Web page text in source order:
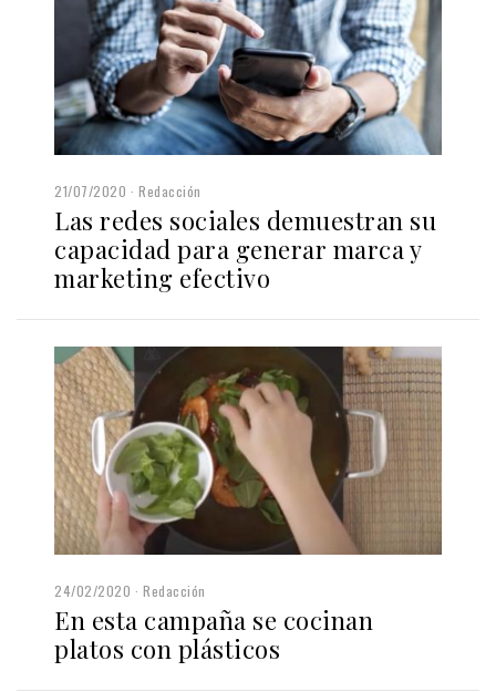
21/07/2020 Redacción
Las redes sociales demuestran su
capacidad para generar marca y
marketing efectivo
24/02/2020 Redacción
En esta campaña se cocinan
platos con plásticos